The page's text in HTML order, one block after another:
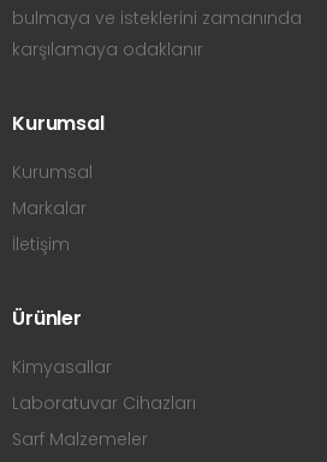
bulmaya ve isteklerini zamanında
karşılamaya odaklanır
Kurumsal
Kurumsal
Markalar
İletişim
Ürünler
Kimyasallar
Laboratuvar Cihazları
Sarf Malzemeler